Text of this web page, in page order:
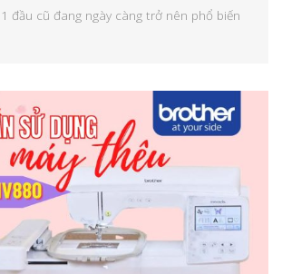
đầu cũ đang ngày càng trở nên phổ biến